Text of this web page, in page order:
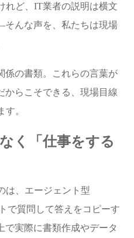
れど、IT業者の説明は横文
んな声を、私たちは現場
係の書類。これらの言葉が
からこそできる、現場目線
。
く「仕事をする
は、エージェント型
で質問して答えをコピーす
で実際に書類作成やデータ